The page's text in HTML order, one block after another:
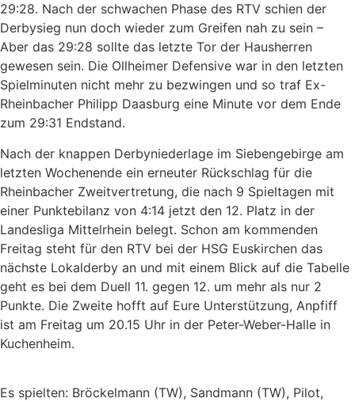
29:28. Nach der schwachen Phase des RTV schien der
Derbysieg nun doch wieder zum Greifen nah zu sein –
Aber das 29:28 sollte das letzte Tor der Hausherren
gewesen sein. Die Ollheimer Defensive war in den letzten
Spielminuten nicht mehr zu bezwingen und so traf Ex-
Rheinbacher Philipp Daasburg eine Minute vor dem Ende
zum 29:31 Endstand.
Nach der knappen Derbyniederlage im Siebengebirge am
letzten Wochenende ein erneuter Rückschlag für die
Rheinbacher Zweitvertretung, die nach 9 Spieltagen mit
einer Punktebilanz von 4:14 jetzt den 12. Platz in der
Landesliga Mittelrhein belegt. Schon am kommenden
Freitag steht für den RTV bei der HSG Euskirchen das
nächste Lokalderby an und mit einem Blick auf die Tabelle
geht es bei dem Duell 11. gegen 12. um mehr als nur 2
Punkte. Die Zweite hofft auf Eure Unterstützung, Anpfiff
ist am Freitag um 20.15 Uhr in der Peter-Weber-Halle in
Kuchenheim.
Es spielten: Bröckelmann (TW), Sandmann (TW), Pilot,